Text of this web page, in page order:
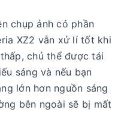
chụp ảnh có phần
XZ2 vẫn xử lí tốt khi
chủ thể được tái
sáng và nếu bạn
lớn hơn nguồn sáng
bên ngoài sẽ bị mất